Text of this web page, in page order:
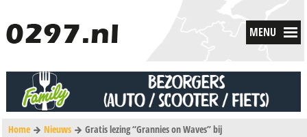
MENU
Home Nieuws
Gratis lezing “Grannies on Waves” bij